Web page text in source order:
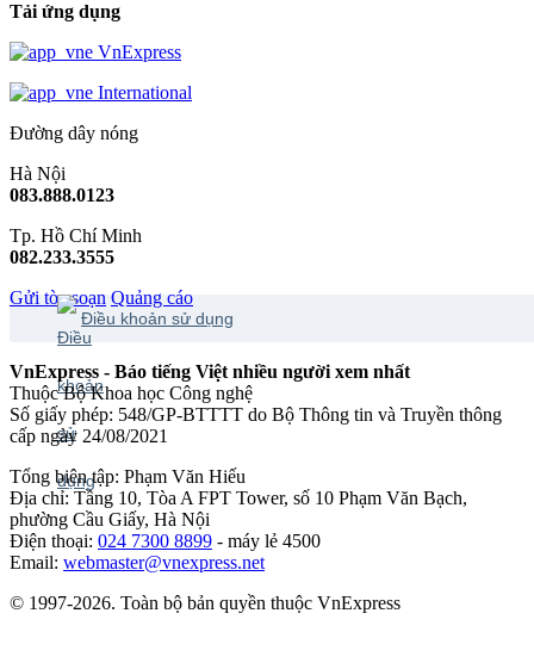
Tải ứng dụng
VnExpress
International
Đường dây nóng
Hà Nội
083.888.0123
Tp. Hồ Chí Minh
082.233.3555
Gửi tòa soạn Quảng cáo
Điều khoản sử dụng
VnExpress - Báo tiếng Việt nhiều người xem nhất
Thuộc Bộ Khoa học Công nghệ
Số giấy phép: 548/GP-BTTTT do Bộ Thông tin và Truyền thông
cấp ngày 24/08/2021
Tổng biên tập: Phạm Văn Hiếu
Địa chỉ: Tầng 10, Tòa A FPT Tower, số 10 Phạm Văn Bạch,
phường Cầu Giấy, Hà Nội
Điện thoại: 024 7300 8899 - máy lẻ 4500
Email: webmaster@vnexpress.net
© 1997-2026. Toàn bộ bản quyền thuộc VnExpress